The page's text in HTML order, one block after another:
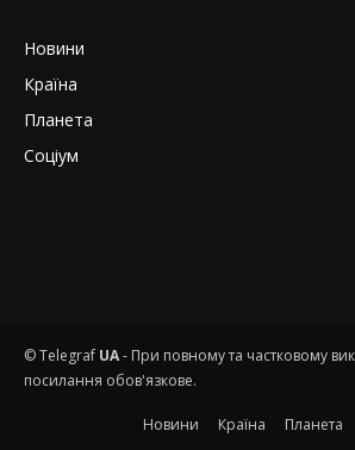
Новини
Країна
Планета
Соціум
© Telegraf UA- При повному та частковому
посилання обов'язкове.
Новини Країна Планета